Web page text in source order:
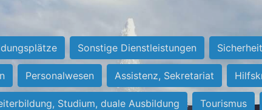
Sonstige Dienstleistungen
Personalwesen Assistenz, Sekretariat
Studium, duale Ausbildung Tourismus